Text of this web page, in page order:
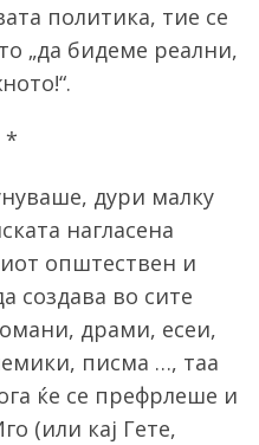
политика, тие се
„да бидеме реални,
*
дури малку
нагласена
општествен и
создава во сите
драми, есеи,
писма …, таа
ќе се префрлеше и
(или кај Гете,